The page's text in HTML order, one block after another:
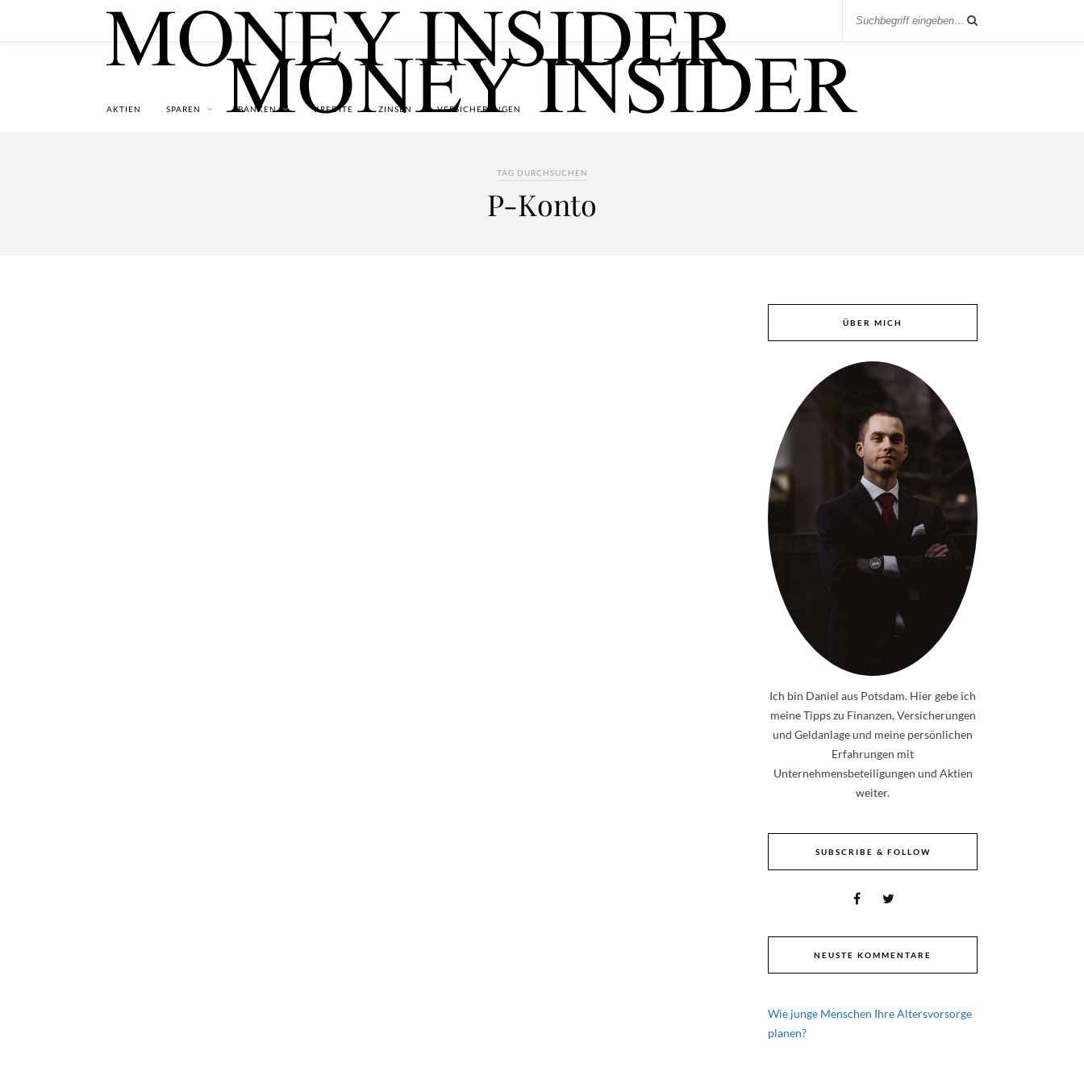
AKTIEN SPAREN BANKEN KREDITE ZINSEN VERSICHERUNGEN
TAG DURCHSUCHEN
P-Konto
ÜBER MICH
Ich bin Daniel aus Potsdam. Hier gebe ich
meine Tipps zu Finanzen, Versicherungen
und Geldanlage und meine persönlichen
Erfahrungen mit
Unternehmensbeteiligungen und Aktien
weiter.
SUBSCRIBE & FOLLOW
NEUSTE KOMMENTARE
Wie junge Menschen Ihre Altersvorsorge
planen?